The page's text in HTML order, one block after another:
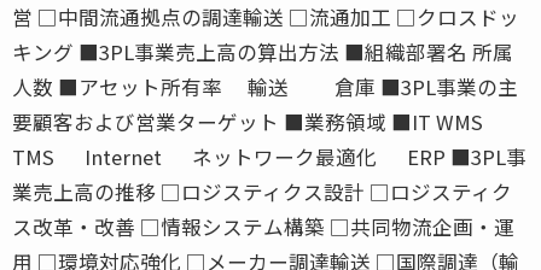
営 □中間流通拠点の調達輸送 □流通加工 □クロスドッ
キング ■3PL事業売上高の算出方法 ■組織部署名 所属
人数 ■アセット所有率 輸送 倉庫 ■3PL事業の主
要顧客および営業ターゲット ■業務領域 ■IT WMS
TMS Internet ネットワーク最適化 ERP ■3PL事
業売上高の推移 □ロジスティクス設計 □ロジスティク
ス改革・改善 □情報システム構築 □共同物流企画・運
用 □環境対応強化 □メーカー調達輸送 □国際調達（輸